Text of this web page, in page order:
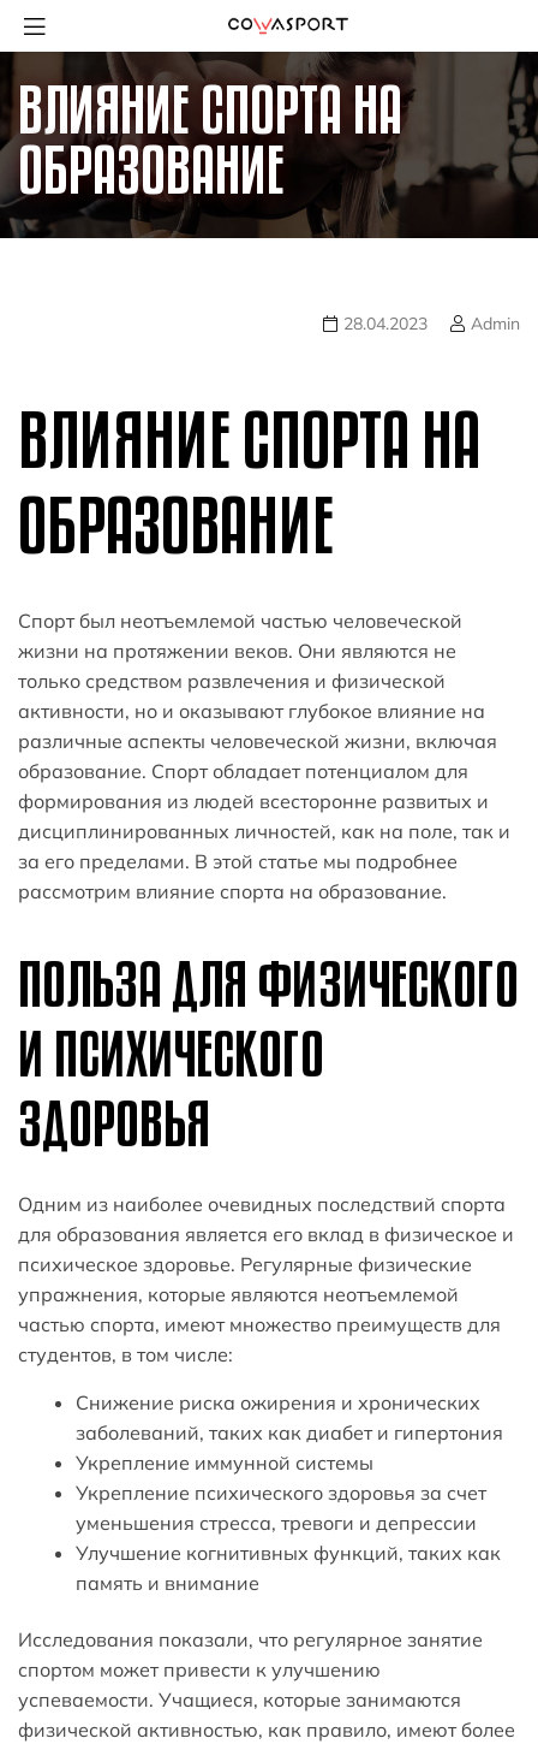
ВЛИЯНИЕ СПОРТА НА
ОБРАЗОВАНИЕ
28.04.2023 Admin
ВЛИЯНИЕ СПОРТА НА
ОБРАЗОВАНИЕ
Спорт был неотъемлемой частью человеческой
жизни на протяжении веков. Они являются не
только средством развлечения и физической
активности, но и оказывают глубокое влияние на
различные аспекты человеческой жизни, включая
образование. Спорт обладает потенциалом для
формирования из людей всесторонне развитых и
дисциплинированных личностей, как на поле, так и
за его пределами. В этой статье мы подробнее
рассмотрим влияние спорта на образование.
ПОЛЬЗА ДЛЯ ФИЗИЧЕСКОГО
И ПСИХИЧЕСКОГО
ЗДОРОВЬЯ
Одним из наиболее очевидных последствий спорта
для образования является его вклад в физическое и
психическое здоровье. Регулярные физические
упражнения, которые являются неотъемлемой
частью спорта, имеют множество преимуществ для
студентов, в том числе:
Снижение риска ожирения и хронических
заболеваний, таких как диабет и гипертония
Укрепление иммунной системы
Укрепление психического здоровья за счет
уменьшения стресса, тревоги и депрессии
Улучшение когнитивных функций, таких как
память и внимание
Исследования показали, что регулярное занятие
спортом может привести к улучшению
успеваемости. Учащиеся, которые занимаются
физической активностью, как правило, имеют более